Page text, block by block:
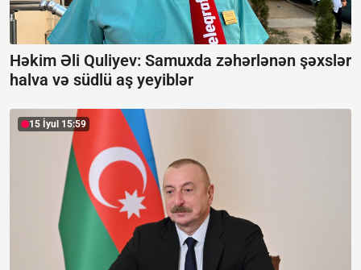
Həkim Əli Quliyev: Samuxda zəhərlənən şəxslər
halva və südlü aş yeyiblər
15 İyul 15:59